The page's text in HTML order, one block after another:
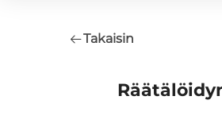
Takaisin